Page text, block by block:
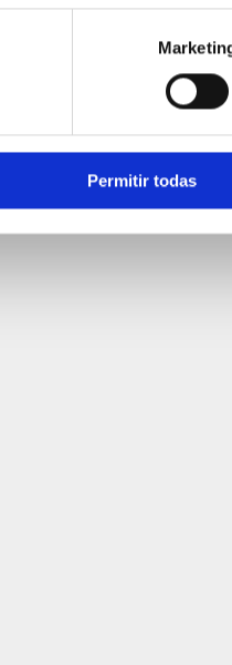
Permitir todas